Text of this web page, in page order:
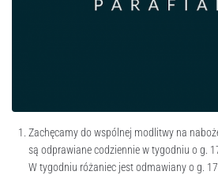
Zachęcamy do wspólnej modlitwy na
są odprawiane codziennie w tygodniu o g.
W tygodniu różaniec jest odmawiany o g.